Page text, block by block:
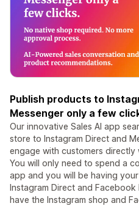
Publish products to
Messenger only a few
Our innovative Sales AI app
store to Instagram Direct and
engage with customers directly
You will only need to spend a
app and you will be having
Instagram Direct and
have the Instagram shop and